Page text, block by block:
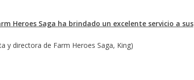
Heroes Saga ha brindado un excelente servicio a sus
y directora de Farm Heroes Saga, King)